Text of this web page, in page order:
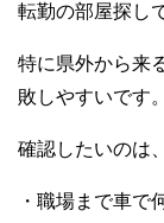
転勤の部屋探し
特に県外から来
敗しやすいです。
確認したいのは、
・職場まで車で